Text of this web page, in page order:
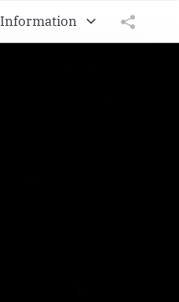
Information